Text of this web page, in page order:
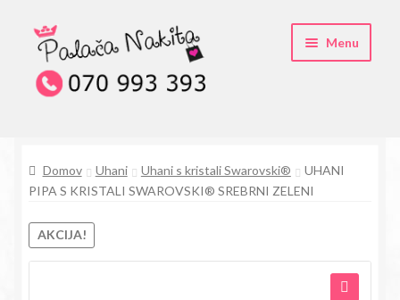
Skip
to
navigation
Skip
to
content
Menu
Pogosta vprašanja
Kontakt
Trgovina
Domov Uhani Uhani s kristali Swarovski®
UHANI
PIPA S KRISTALI SWAROVSKI® SREBRNI ZELENI
AKCIJA!